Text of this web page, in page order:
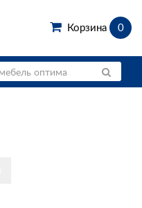
Корзина 0